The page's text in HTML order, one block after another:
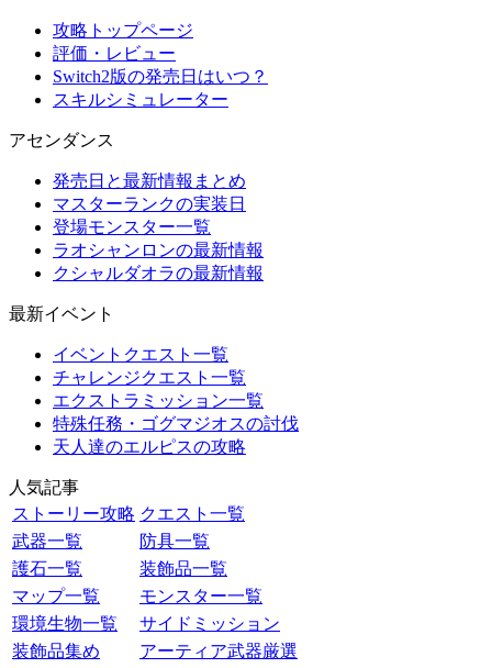
攻略トップページ
評価・レビュー
Switch2版の発売日はいつ？
スキルシミュレーター
アセンダンス
発売日と最新情報まとめ
マスターランクの実装日
登場モンスター一覧
ラオシャンロンの最新情報
クシャルダオラの最新情報
最新イベント
イベントクエスト一覧
チャレンジクエスト一覧
エクストラミッション一覧
特殊任務・ゴグマジオスの討伐
天人達のエルピスの攻略
人気記事
ストーリー攻略 クエスト一覧
武器一覧
防具一覧
護石一覧
装飾品一覧
マップ一覧
モンスター一覧
環境生物一覧
サイドミッション
装飾品集め
アーティア武器厳選